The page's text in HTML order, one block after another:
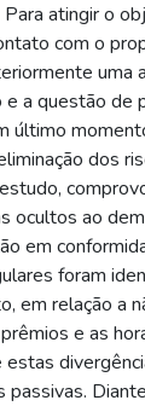
atingir o
com o
uma
a questão de
último
dos
ocultos ao
em
foram
em relação a
e as
passivas.